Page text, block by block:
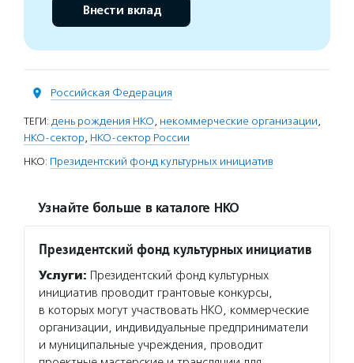
Внести вклад
Российская Федерация
ТЕГИ: день рождения НКО, некоммерческие организации,
НКО-сектор, НКО-сектор России
НКО: Президентский фонд культурных инициатив
Узнайте больше в каталоге НКО
Президентский фонд культурных инициатив
Услуги: Президентский фонд культурных
инициатив проводит грантовые конкурсы,
в которых могут участвовать НКО, коммерческие
организации, индивидуальные предприниматели
и муниципальные учреждения, проводит